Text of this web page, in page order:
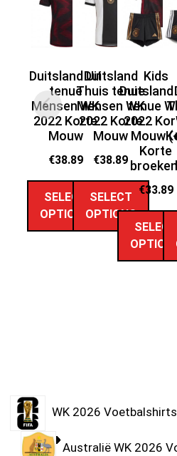
Duitsland Uit
tenue
Mensen WK
2022 Korte
Mouw
€38.89
SELECT
OPTIONS
Duitsland
Thuis tenue
Mensen WK
2022 Korte
Mouw
€38.89
SELECT
OPTIONS
Kids
Duitsland
tenue
2022
Mouw
Korte
€33.89
SELECT
WK 2026 Voetbalshirts
Australië WK 2026